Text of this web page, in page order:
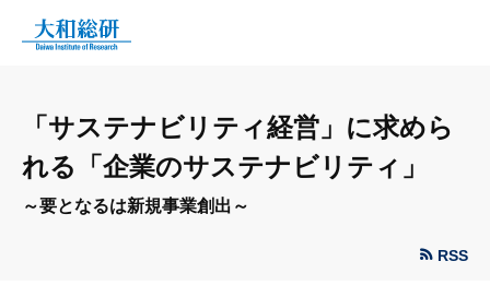
「サステナビリティ経営」に求めら
れる「企業のサステナビリティ」
～要となるは新規事業創出～
RSS